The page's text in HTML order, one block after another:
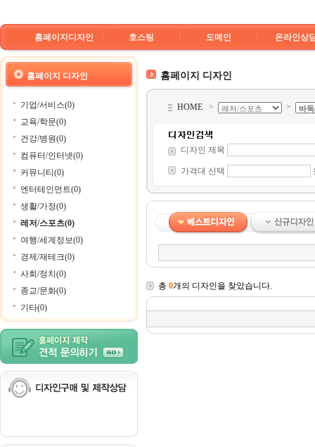
홈페이지디자인 호스팅 도메인 온라인상
홈페이지 디자인
기업/서비스(0)
교육/학문(0)
건강/병원(0)
컴퓨터/인터넷(0)
커뮤니티(0)
엔터테인먼트(0)
생활/가정(0)
레저/스포츠(0)
여행/세계정보(0)
경제/재테크(0)
사회/정치(0)
종교/문화(0)
기타(0)
홈페이지 디자인
HOME > >
디자인 제목
가격대 선택
총 0개의 디자인을 찾았습니다.